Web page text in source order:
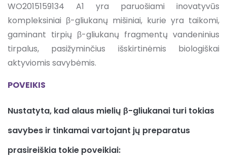
WO2015159134 A1 yra paruošiami inovatyvūs
kompleksiniai β-gliukanų mišiniai, kurie yra taikomi,
gaminant tirpių β-gliukanų fragmentų vandeninius
tirpalus, pasižyminčius išskirtinėmis biologiškai
aktyviomis savybėmis.
POVEIKIS
Nustatyta, kad alaus mielių β-gliukanai turi tokias
savybes ir tinkamai vartojant jų preparatus
prasireiškia tokie poveikiai: